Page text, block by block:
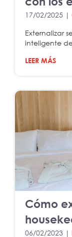
17/02/2025 |
Externalizar
inteligente
LEER MÁS
Cómo
06/02/2023 |